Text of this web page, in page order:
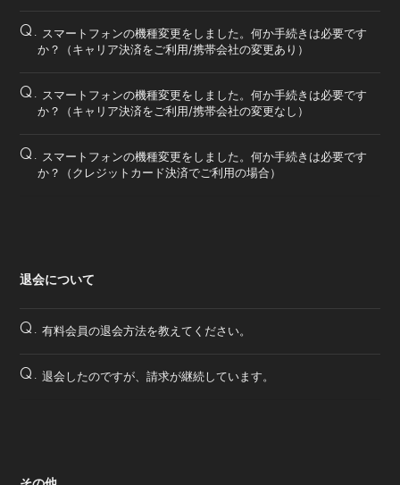
Q. スマートフォンの機種変更をしました。何か手続きは必要です
か？（キャリア決済をご利用/携帯会社の変更あり）
Q. スマートフォンの機種変更をしました。何か手続きは必要です
か？（キャリア決済をご利用/携帯会社の変更なし）
Q. スマートフォンの機種変更をしました。何か手続きは必要です
か？（クレジットカード決済でご利用の場合）
退会について
Q. 有料会員の退会方法を教えてください。
Q. 退会したのですが、請求が継続しています。